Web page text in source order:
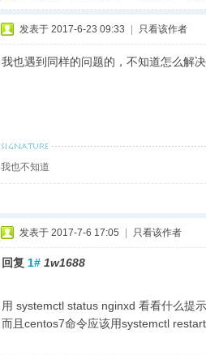
发表于 2017-6-23 09:33 只看该作者
我也遇到同样的问题的，不知道怎么解
我也不知道
发表于 2017-7-6 17:05 只看该作者
回复 1# 1w1688
用 systemctl status nginxd 看看什么提
而且centos7命令应该用systemctl